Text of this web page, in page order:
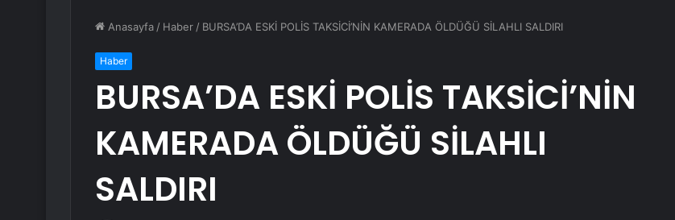
Anasayfa / Haber / BURSA’DA ESKİ POLİS TAKSİCİ’NİN KAMERADA ÖLDÜĞÜ SİLAHLI SALDIRI
Haber
BURSA’DA ESKİ POLİS TAKSİCİ’NİN
KAMERADA ÖLDÜĞÜ SİLAHLI
SALDIRI